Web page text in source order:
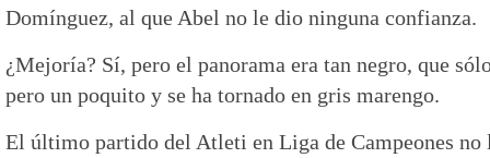
Domínguez, al que Abel no le dio ninguna confianza.
¿Mejoría? Sí, pero el panorama era tan negro, que
pero un poquito y se ha tornado en gris marengo.
El último partido del Atleti en Liga de Campeones